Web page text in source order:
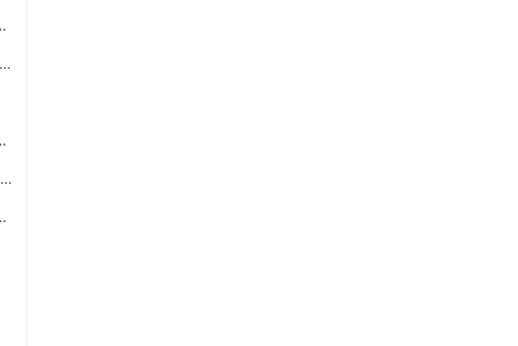
2ème année n° 17)
Eglise de Seltz (planche de l'Album alsacien, 2ème année n° 24)
l'Album alsacien, n° 4)
Saint-Hypolite et le Hoh Königsburg (planche de l'Album alsacien, n° 22)
de l'Album alsacien, n° 28)